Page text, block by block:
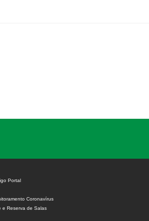
Portal
Coronavírus
e Reserva de Salas